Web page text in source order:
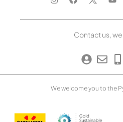
Contact us,
We welcome you to the